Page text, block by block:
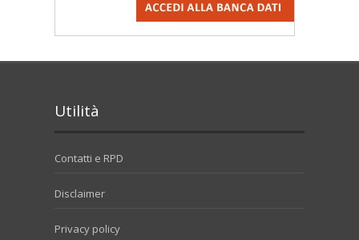
Utilità
Contatti e RPD
Disclaimer
Privacy policy